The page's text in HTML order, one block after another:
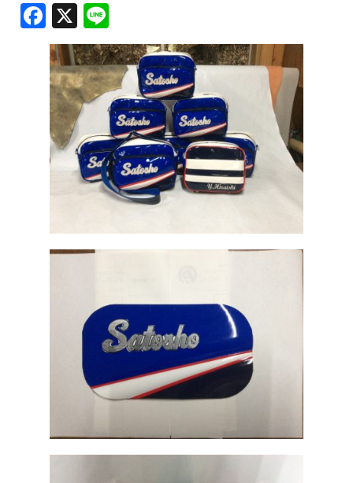
Fa
ce
bo
ok
X
ne